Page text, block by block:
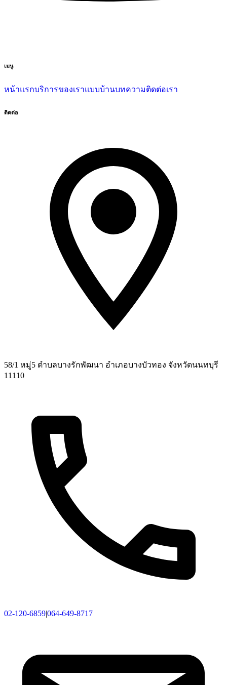
เมนู
หน้าแรกบริการของเราแบบบ้านบทความติดต่อเรา
ติดต่อ
58/1 หมู่5 ตำบลบางรักพัฒนา อำเภอบางบัวทอง จังหวัดนนทบุรี
11110
02-120-6859|064-649-8717